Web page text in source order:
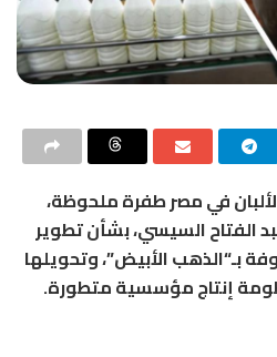
في مصر طفرة ملحوظة،
الفتاح السيسي، بشأن تطوير
بـ“الذهب الأبيض”، وتحويلها
إنتاج مؤسسية متطورة.